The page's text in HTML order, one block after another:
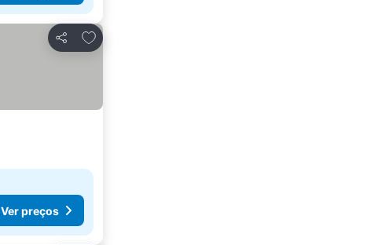
Partilhar
Adicionar aos favoritos
Ver preços